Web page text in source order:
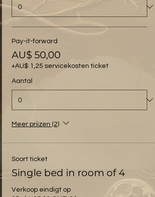
Pay-it-forward
AU$ 50,00
+AU$ 1,25 servicekosten ticket
Aantal
Meer prijzen (2)
Soort ticket
Single bed in room of 4
Verkoop eindigt op